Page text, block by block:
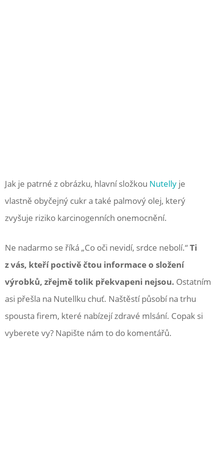
Jak je patrné z obrázku, hlavní složkou Nutelly je
vlastně obyčejný cukr a také palmový olej, který
zvyšuje riziko karcinogenních onemocnění.
Ne nadarmo se říká „Co oči nevidí, srdce nebolí.“Ti
z vás, kteří poctivě čtou informace o složení
výrobků, zřejmě tolik překvapeni nejsou. Ostatním
asi přešla na Nutellku chuť. Naštěstí působí na trhu
spousta firem, které nabízejí zdravé mlsání. Copak si
vyberete vy? Napište nám to do komentářů.